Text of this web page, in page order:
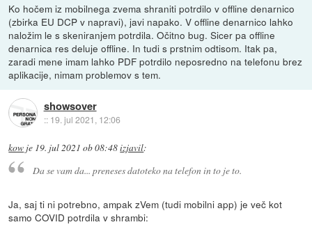
Ko hočem iz mobilnega zvema shraniti potrdilo v offline denarnico
(zbirka EU DCP v napravi), javi napako. V offline denarnico lahko
naložim le s skeniranjem potrdila. Očitno bug. Sicer pa offline
denarnica res deluje offline. In tudi s prstnim odtisom. Itak pa,
zaradi mene imam lahko PDF potrdilo neposredno na telefonu brez
aplikacije, nimam problemov s tem.
showsover
:: 19. jul 2021, 12:06
kow je 19. jul 2021 ob 08:48izjavil:
Da se vam da... preneses datoteko na telefon in to je to.
Ja, saj ti ni potrebno, ampak zVem (tudi mobilni app) je več kot
samo COVID potrdila v shrambi: